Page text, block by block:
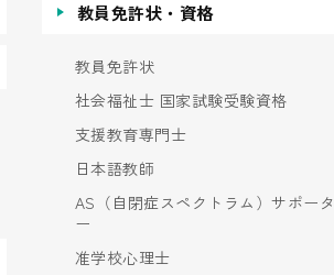
教員免許状・資格
教員免許状
社会福祉士 国家試験受験資格
支援教育専門士
日本語教師
AS（自閉症スペクトラム）サポータ
ー
准学校心理士